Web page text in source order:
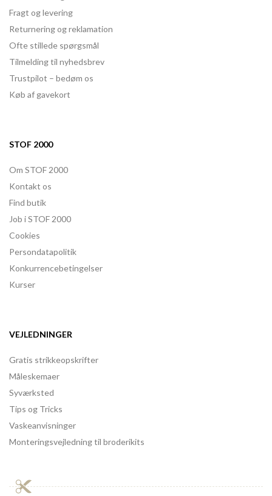
Fragt og levering
Returnering og reklamation
Ofte stillede spørgsmål
Tilmelding til nyhedsbrev
Trustpilot – bedøm os
Køb af gavekort
STOF 2000
Om STOF 2000
Kontakt os
Find butik
Job i STOF 2000
Cookies
Persondatapolitik
Konkurrencebetingelser
Kurser
VEJLEDNINGER
Gratis strikkeopskrifter
Måleskemaer
Syværksted
Tips og Tricks
Vaskeanvisninger
Monteringsvejledning til broderikits